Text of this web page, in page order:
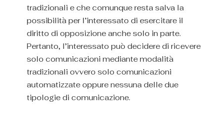
tradizionali e che comunque resta salva la
possibilità per l’interessato di esercitare il
diritto di opposizione anche solo in parte.
Pertanto, l’interessato può decidere di ricevere
solo comunicazioni mediante modalità
tradizionali ovvero solo comunicazioni
automatizzate oppure nessuna delle due
tipologie di comunicazione.